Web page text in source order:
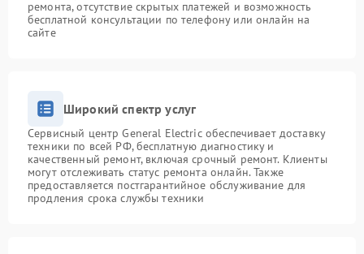
ремонта, отсутствие скрытых платежей и возможность
бесплатной консультации по телефону или онлайн на
сайте
Широкий спектр услуг
Сервисный центр General Electric обеспечивает доставку
техники по всей РФ, бесплатную диагностику и
качественный ремонт, включая срочный ремонт. Клиенты
могут отслеживать статус ремонта онлайн. Также
предоставляется постгарантийное обслуживание для
продления срока службы техники